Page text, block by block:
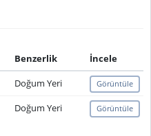
Benzerlik
İncele
Doğum Yeri Görüntüle
Doğum Yeri Görüntüle